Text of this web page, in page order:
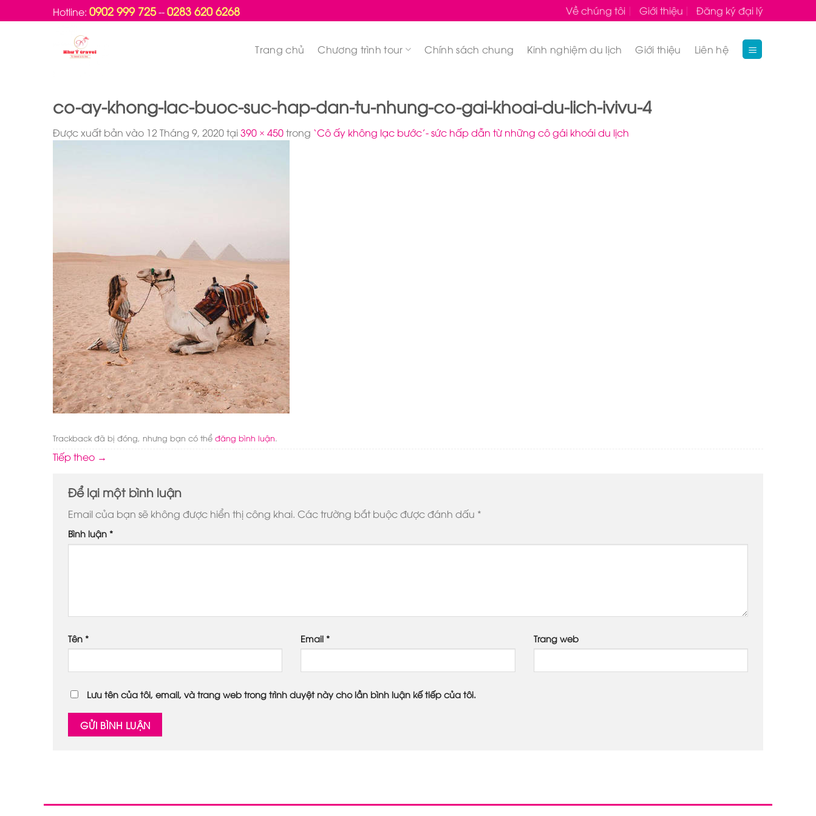
qua
Hotline: 0902 999 725--0283 620 6268 Về chúng tôi Giới thiệu Đăng ký đại lý
Trang chủ Chương trình tour Chính sách chung Kinh nghiệm du lịch Giới thiệu Liên hệ
co-ay-khong-lac-buoc-suc-hap-dan-tu-nhung-co-gai-khoai-du-lich-ivivu-4
Được xuất bản vào 12 Tháng 9, 2020tại 390 × 450trong ‘Cô ấy không lạc bước’- sức hấp dẫn từ những cô gái khoái du lịch
Trackback đã bị đóng, nhưng bạn có thể đăng bình luận.
Tiếp theo →
Để lại một bình luận
Email của bạn sẽ không được hiển thị công khai. Các trường bắt buộc được đánh dấu *
Bình luận *
Tên * Email * Trang web
Lưu tên của tôi, email, và trang web trong trình duyệt này cho lần bình luận kế tiếp của tôi.